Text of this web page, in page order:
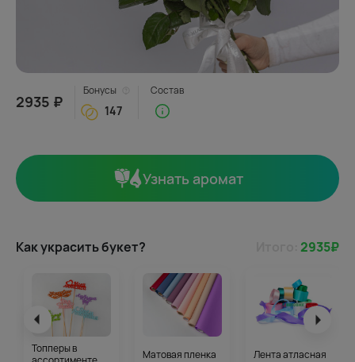
2935 ₽
Бонусы
147
Состав
Узнать аромат
Как украсить букет? 2935₽
Топперы в
Матовая пленка Лента атласная